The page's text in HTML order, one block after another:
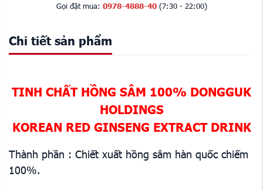
Gọi đặt mua: 0978-4888-40(7:30 - 22:00)
Chi tiết sản phẩm
TINH CHẤT HỒNG SÂM 100% DONGGUK
HOLDINGS
KOREAN RED GINSENG EXTRACT DRINK
Thành phần : Chiết xuất hồng sâm hàn quốc chiếm
100%.